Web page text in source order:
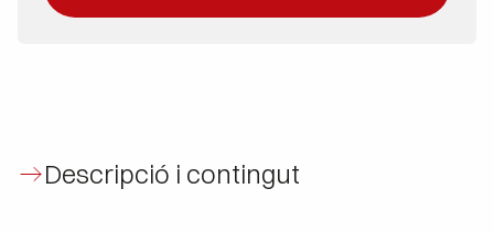
Descripció i contingut